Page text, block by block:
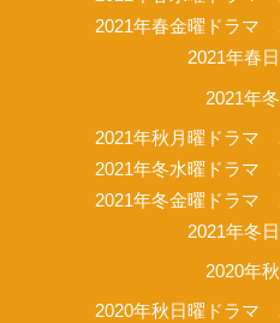
2021年春金曜ドラマ
2021年春
2021年
2021年秋月曜ドラマ
2021年冬水曜ドラマ
2021年冬金曜ドラマ
2021年冬
2020年
2020年秋日曜ドラマ